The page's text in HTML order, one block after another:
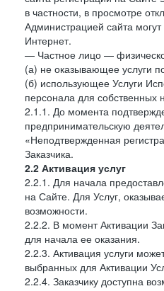
в частности, в просмотре
Администрацией сайта
Интернет.
— Частное лицо —
(а) не оказывающее услуги
(б) использующее Услуги
персонала для собственных
2.1.1. До момента
предпринимательскую
«Неподтвержденная
Заказчика.
2.2 Активация услуг
2.2.1. Для начала
на Сайте. Для Услуг,
возможности.
2.2.2. В момент Активации
для начала ее оказания.
2.2.3. Активация услуги
выбранных для Активации
2.2.4. Заказчику доступна